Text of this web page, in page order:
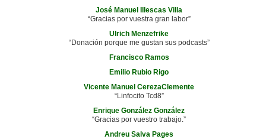
José Manuel Illescas Villa
“Gracias por vuestra gran labor”
Ulrich Menzefrike
“Donación porque me gustan sus podcasts”
Francisco Ramos
Emilio Rubio Rigo
Vicente Manuel CerezaClemente
“Linfocito Tcd8”
Enrique González González
“Gracias por vuestro trabajo.”
Andreu Salva Pages